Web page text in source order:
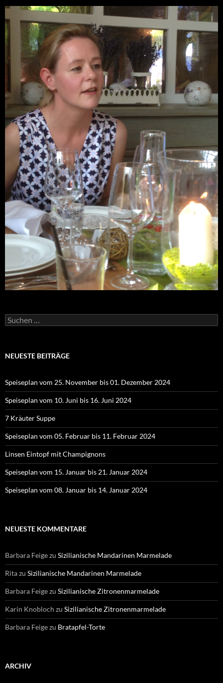
Suchen
nach:
NEUESTE BEITRÄGE
Speiseplan vom 25. November bis 01. Dezember 2024
Speiseplan vom 10. Juni bis 16. Juni 2024
7 Kräuter Suppe
Speiseplan vom 05. Februar bis 11. Februar 2024
Linsen Eintopf mit Champignons
Speiseplan vom 15. Januar bis 21. Januar 2024
Speiseplan vom 08. Januar bis 14. Januar 2024
NEUESTE KOMMENTARE
Barbara Feigezu Sizilianische Mandarinen Marmelade
Ritazu Sizilianische Mandarinen Marmelade
Barbara Feigezu Sizilianische Zitronenmarmelade
Karin Knobloch zu Sizilianische Zitronenmarmelade
Barbara Feigezu Bratapfel-Torte
ARCHIV